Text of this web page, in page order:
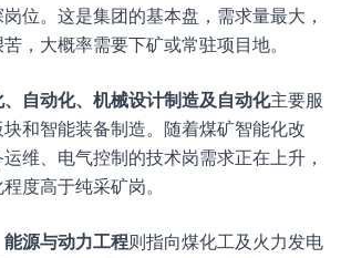
位。这是集团的基本盘，需求量最大，
，大概率需要下矿或常驻项目地。
自动化、机械设计制造及自动化主要服
和智能装备制造。随着煤矿智能化改
维、电气控制的技术岗需求正在上升，
度高于纯采矿岗。
源与动力工程则指向煤化工及火力发电